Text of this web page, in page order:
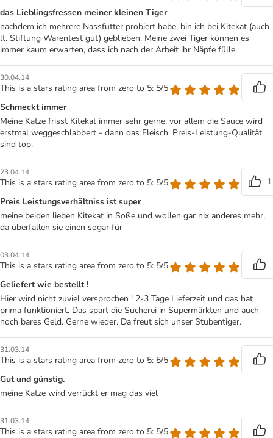
das Lieblingsfressen meiner kleinen Tiger
nachdem ich mehrere Nassfutter probiert habe, bin ich bei Kitekat (auch
lt. Stiftung Warentest gut) geblieben. Meine zwei Tiger können es
immer kaum erwarten, dass ich nach der Arbeit ihr Näpfe fülle.
30.04.14
This is a stars rating area from zero to 5: 5/5
Schmeckt immer
Meine Katze frisst Kitekat immer sehr gerne; vor allem die Sauce wird
erstmal weggeschlabbert - dann das Fleisch. Preis-Leistung-Qualität
sind top.
23.04.14
This is a stars rating area from zero to 5: 5/5
1
Preis Leistungsverhältniss ist super
meine beiden lieben Kitekat in Soße und wollen gar nix anderes mehr,
da überfallen sie einen sogar für
03.04.14
This is a stars rating area from zero to 5: 5/5
Geliefert wie bestellt !
Hier wird nicht zuviel versprochen ! 2-3 Tage Lieferzeit und das hat
prima funktioniert. Das spart die Sucherei in Supermärkten und auch
noch bares Geld. Gerne wieder. Da freut sich unser Stubentiger.
31.03.14
This is a stars rating area from zero to 5: 5/5
Gut und günstig.
meine Katze wird verrückt er mag das viel
31.03.14
This is a stars rating area from zero to 5: 5/5